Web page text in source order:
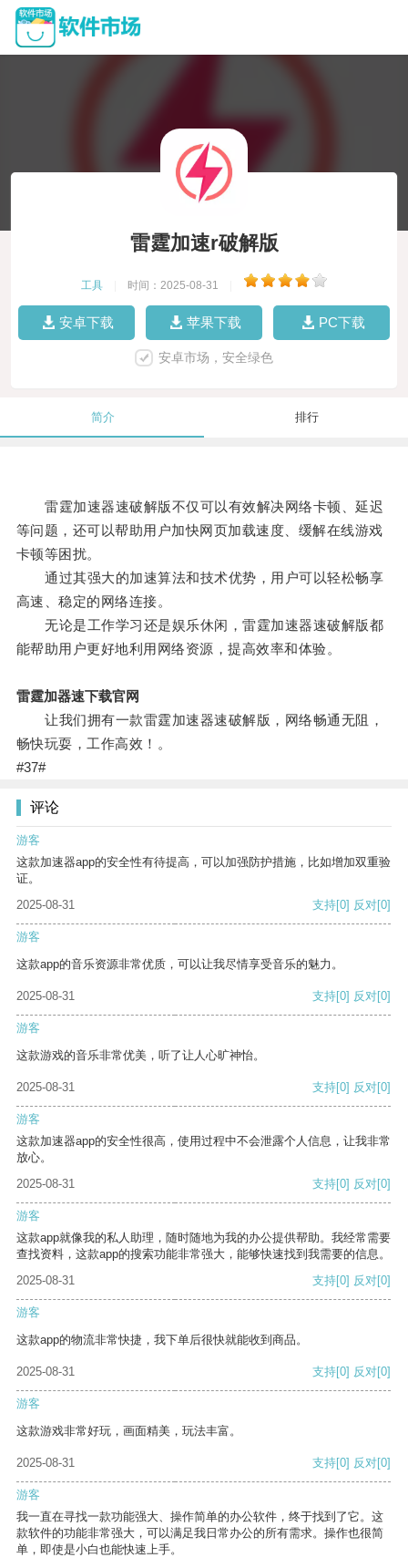
雷霆加速r破解版
工具 时间：2025-08-31
安卓下载 苹果下载 PC下载
安卓市场，安全绿色
简介 排行
雷霆加速器速破解版不仅可以有效解决网络卡顿、延迟
等问题，还可以帮助用户加快网页加载速度、缓解在线游戏
卡顿等困扰。
通过其强大的加速算法和技术优势，用户可以轻松畅享
高速、稳定的网络连接。
无论是工作学习还是娱乐休闲，雷霆加速器速破解版都
能帮助用户更好地利用网络资源，提高效率和体验。
雷霆加器速下载官网
让我们拥有一款雷霆加速器速破解版，网络畅通无阻，
畅快玩耍，工作高效！。
#37#
评论
游客
这款加速器app的安全性有待提高，可以加强防护措施，比如增加双重验
证。
2025-08-31
支持[0] 反对[0]
游客
这款app的音乐资源非常优质，可以让我尽情享受音乐的魅力。
2025-08-31 支持[0] 反对[0]
游客
这款游戏的音乐非常优美，听了让人心旷神怡。
2025-08-31 支持[0] 反对[0]
游客
这款加速器app的安全性很高，使用过程中不会泄露个人信息，让我非常
放心。
2025-08-31
支持[0] 反对[0]
游客
这款app就像我的私人助理，随时随地为我的办公提供帮助。我经常需要
查找资料，这款app的搜索功能非常强大，能够快速找到我需要的信息。
2025-08-31
支持[0] 反对[0]
游客
这款app的物流非常快捷，我下单后很快就能收到商品。
2025-08-31 支持[0] 反对[0]
游客
这款游戏非常好玩，画面精美，玩法丰富。
2025-08-31 支持[0] 反对[0]
游客
我一直在寻找一款功能强大、操作简单的办公软件，终于找到了它。这
款软件的功能非常强大，可以满足我日常办公的所有需求。操作也很简
单，即使是小白也能快速上手。